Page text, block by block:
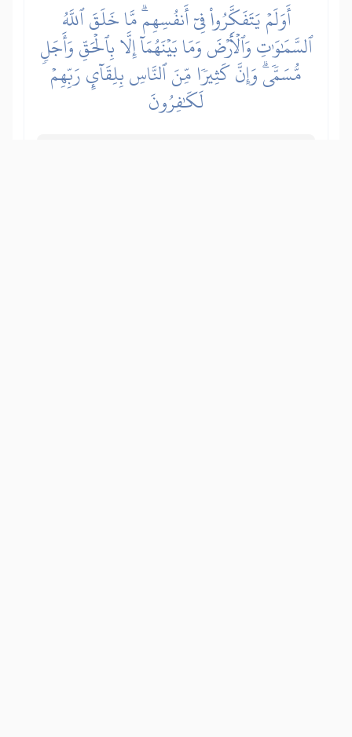
أَوَلَمۡ يَتَفَكَّرُواْ فِيٓ أَنفُسِهِمۗ مَّا خَلَقَ ٱللَّهُ
ٱلسَّمَٰوَٰتِ وَٱلۡأَرۡضَ وَمَا بَيۡنَهُمَآ إِلَّا بِٱلۡحَقِّ وَأَجَلٖ
مُّسَمّٗىۗ وَإِنَّ كَثِيرٗا مِّنَ ٱلنَّاسِ بِلِقَآيِٕ رَبِّهِمۡ
لَكَٰفِرُونَ